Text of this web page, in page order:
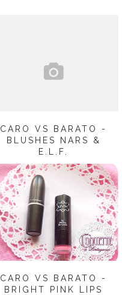
CARO VS BARATO -
BLUSHES NARS &
E.L.F.
CARO VS BARATO -
BRIGHT PINK LIPS